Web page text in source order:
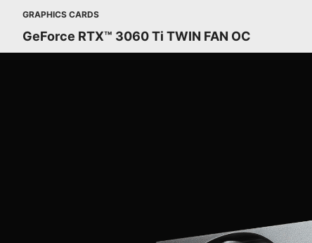
GRAPHICS CARDS
GeForce RTX™ 3060 Ti TWIN FAN OC